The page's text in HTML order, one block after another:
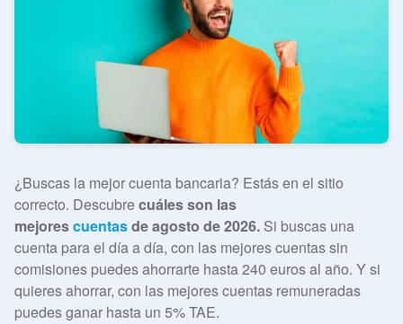
¿Buscas la mejor cuenta bancaria? Estás en el sitio
correcto. Descubrecuáles son las
mejorescuentasde agosto de 2026. Si buscas una
cuenta para el día a día, con las mejores cuentas sin
comisiones puedes ahorrarte hasta 240 euros al año. Y si
quieres ahorrar, con las mejores cuentas remuneradas
puedes ganar hasta un 5% TAE.